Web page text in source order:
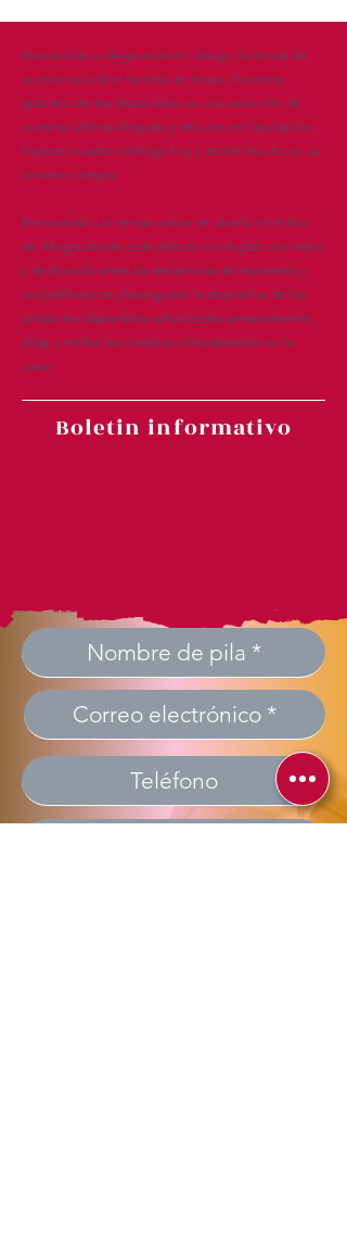
Bienvenido a allegra eclectic design, la tienda de
accesorios online favorita de todos. Tenemos
grandes ofertas disponibles en una selección de
nuestras últimas llegadas y artículos en liquidación.
Explore nuestro catálogo hoy y ahorre mucho en su
próxima compra.
Bienvenido a la tienda online de diseño ecléctico
de Allegra donde cada artículo es elegido con mimo
y dedicación entre las tendencias del momento y
tus preferencias ¡Navega por la diapositiva de los
productos disponibles actualizados semanalmente,
elige y recibe tus compras cómodamente en tu
casa!
Boletin informativo